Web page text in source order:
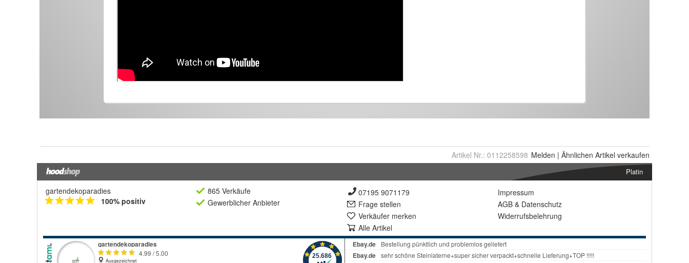
Artikel Nr.: 0112258598 Melden | Ähnlichen Artikel verkaufen
Platin
gartendekoparadies
100% positiv
865 Verkäufe
Gewerblicher Anbieter
07195 9071179
Frage stellen
Verkäufer merken
Alle Artikel
Impressum
AGB & Datenschutz
Widerrufsbelehrung